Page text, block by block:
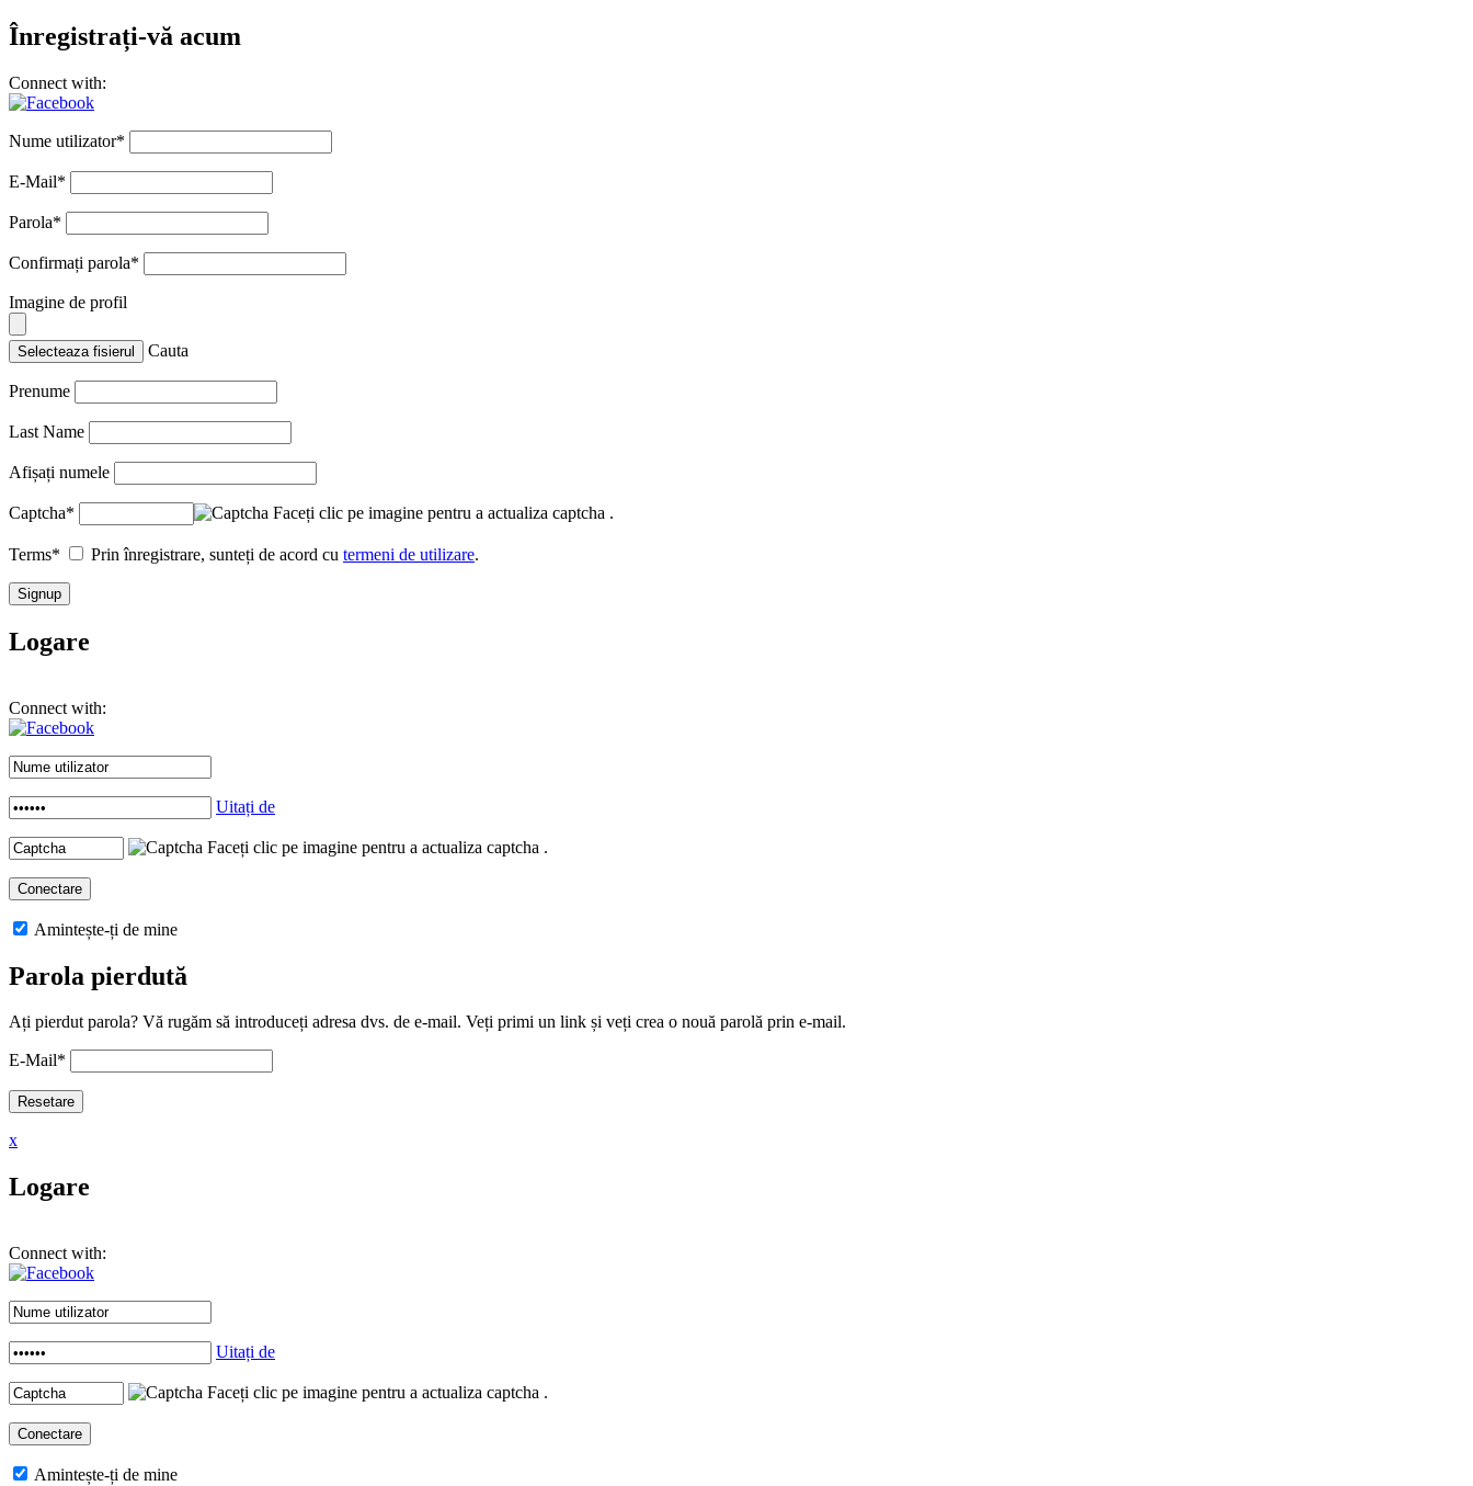
Înregistrați-vă acum
Connect with:
Nume utilizator*
E-Mail*
Parola*
Confirmați parola*
Imagine de profil
Selecteaza fisierul Cauta
Prenume
Last Name
Afișați numele
Captcha* Faceți clic pe imagine pentru a actualiza captcha .
Terms* Prin înregistrare, sunteți de acord cu termeni de utilizare.
Logare
Connect with:
Uitați de
Faceți clic pe imagine pentru a actualiza captcha .
Amintește-ți de mine
Parola pierdută
Ați pierdut parola? Vă rugăm să introduceți adresa dvs. de e-mail. Veți primi un link și veți crea o nouă parolă prin e-mail.
E-Mail*
x
Logare
Connect with:
Uitați de
Faceți clic pe imagine pentru a actualiza captcha .
Amintește-ți de mine